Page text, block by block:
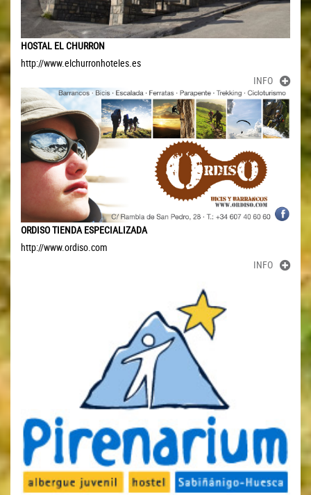
HOSTAL EL CHURRON
http://www.elchurronhoteles.es
INFO
ORDISO TIENDA ESPECIALIZADA
http://www.ordiso.com
INFO